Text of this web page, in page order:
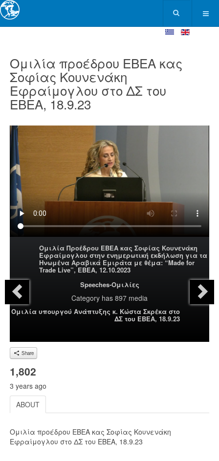
Ομιλία προέδρου ΕΒΕΑ κας
Σοφίας Κουνενάκη
Εφραίμογλου στο ΔΣ του
ΕΒΕΑ, 18.9.23
Ομιλία Προέδρου ΕΒΕΑ κας Σοφίας Κουνενάκη
Εφραίμογλου στην ενημερωτική εκδήλωση για τα
Ηνωμένα Αραβικά Εμιράτα με θέμα: “Made for
Trade Live”, ΕΒΕΑ, 12.10.2023
Speeches-Ομιλίες
Category has 897 media
Ομιλία υπουργού Ανάπτυξης κ. Κώστα Σκρέκα στο
ΔΣ του ΕΒΕΑ, 18.9.23
Share
1,802
3 years ago
ABOUT
Ομιλία προέδρου ΕΒΕΑ κας Σοφίας Κουνενάκη
Εφραίμογλου στο ΔΣ του ΕΒΕΑ, 18.9.23